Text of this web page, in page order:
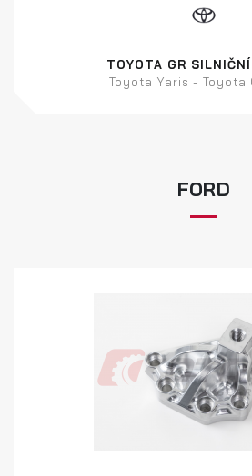
TOYOTA GR
Toyota Yaris - Toyota
FORD